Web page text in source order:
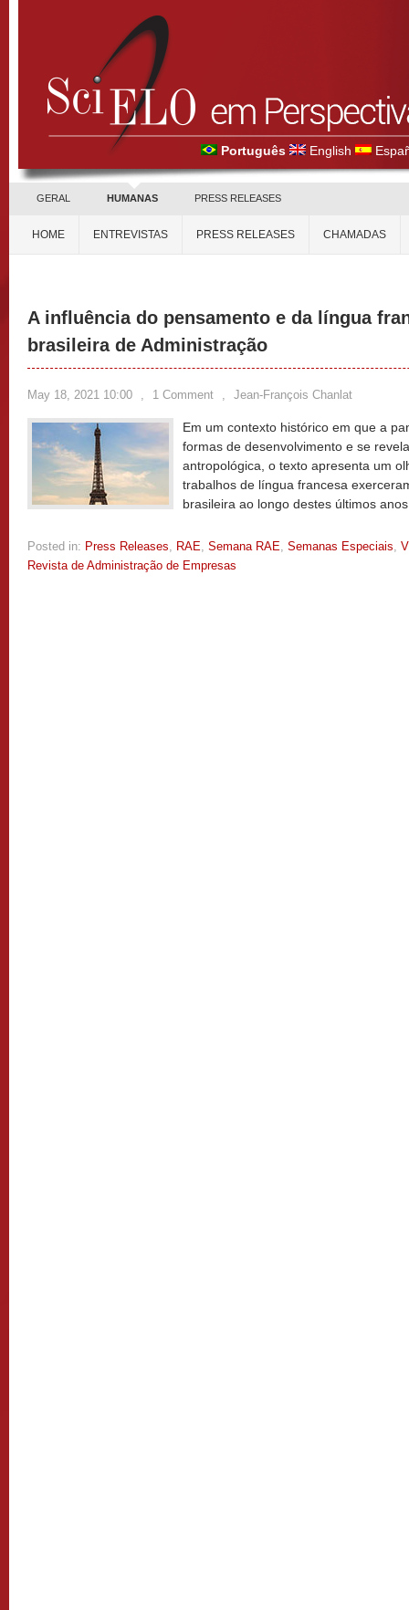
Português English
GERAL HUMANAS PRESS RELEASES
HOME ENTREVISTAS PRESS RELEASES CHAMADAS
A influência do pensamento e da língua
brasileira de Administração
May 18, 2021 10:00 , 1 Comment , Jean-François Chanlat
Em um contexto histórico em que a
formas de desenvolvimento e se
antropológica, o texto apresenta um
trabalhos de língua francesa
brasileira ao longo destes últimos
Posted in: Press Releases, RAE, Semana RAE, Semanas Especiais,
Revista de Administração de Empresas